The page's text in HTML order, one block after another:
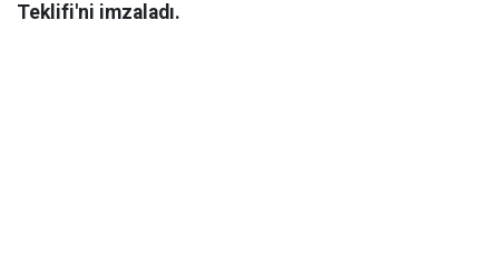
Teklifi'ni imzaladı.